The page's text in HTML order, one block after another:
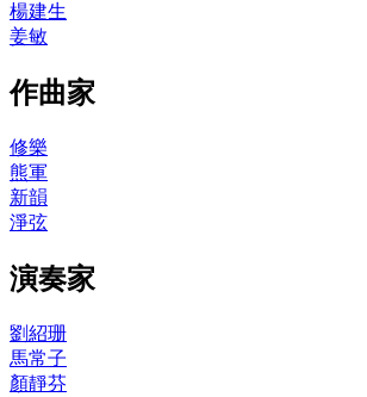
楊建生
姜敏
作曲家
修樂
熊軍
新韻
淨弦
演奏家
劉紹珊
馬常子
顏靜芬